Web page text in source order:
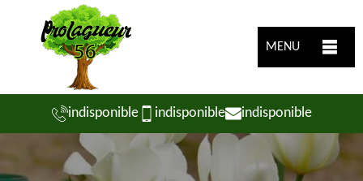
MENU
indisponible indisponible indisponible